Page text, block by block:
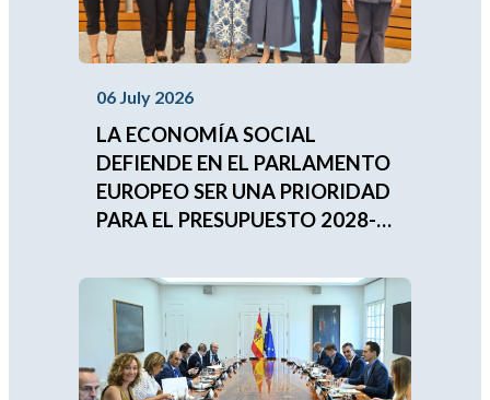
06 July 2026
LA ECONOMÍA SOCIAL
DEFIENDE EN EL PARLAMENTO
EUROPEO SER UNA PRIORIDAD
PARA EL PRESUPUESTO 2028-